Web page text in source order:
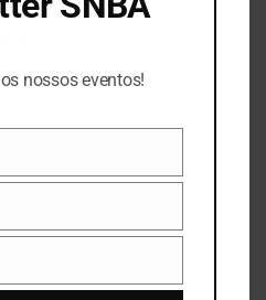
nossos eventos!